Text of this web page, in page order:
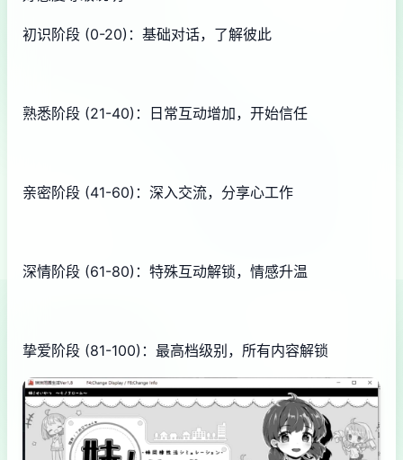
初识阶段 (0-20)：基础对话，了解彼此
熟悉阶段 (21-40)：日常互动增加，开始信任
亲密阶段 (41-60)：深入交流，分享心工作
深情阶段 (61-80)：特殊互动解锁，情感升温
挚爱阶段 (81-100)：最高档级别，所有内容解锁